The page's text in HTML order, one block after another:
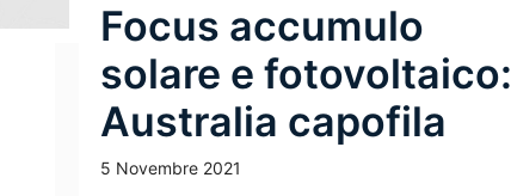
Focus accumulo
solare e fotovoltaico:
Australia capofila
5 Novembre 2021